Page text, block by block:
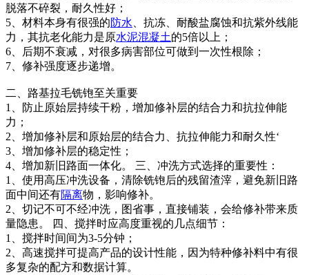
脱落不碎裂，耐久性好；
5、材料本身有很强的防水 、抗冻、耐酸盐腐蚀和抗紫外线能
力，其抗老化能力是原水泥混凝土的5倍以上；
6、后期不衰减，对很多病害部位可做到一次性根除；
7、修补强度逐步递增。
二、路基拉毛铣铇至关重要
1、防止原始层持续干粉，增加修补层的结合力和抗拉伸能
力；
2、增加修补层和原始层的结合力、抗拉伸能力和耐久性‘
3、增加修补层的稳定性；
4、增加新旧路面一体化。 三、冲洗方式选择的重要性：
1、使用高压冲洗设备，清除铣铇后的残留渣滓，避免新旧路
面中间还有隔离物，影响修补。
2、切记不可不经冲洗，图省事，直接铺装，会给修补带来质
量隐患。 四、搅拌时应高度重视的几点细节：
1、搅拌时间间为3-5分钟；
2、高速搅拌可提高产品的设计性能，因为特种修补料中有很
多复杂的配方和数据计算。